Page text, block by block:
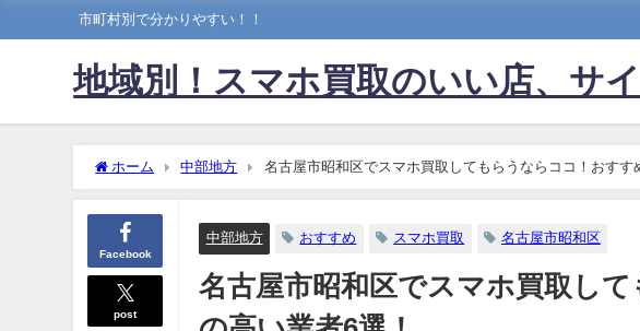
市町村別で分かりやすい！！
地域別！スマホ買取のいい店、サ
ホーム 中部地方 名古屋市昭和区でスマホ買取してもらうならココ！おすす
Facebook
post
中部地方 おすすめ スマホ買取 名古屋市昭和区
名古屋市昭和区でスマホ買取し